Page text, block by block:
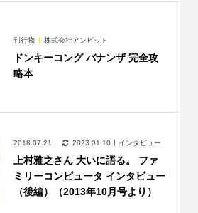
刊行物 株式会社アンビット
ドンキーコング バナンザ 完全攻
略本
2018.07.21 2023.01.10 インタビュー
上村雅之さん 大いに語る。 ファ
ミリーコンピュータ インタビュー
（後編）（2013年10月号より）